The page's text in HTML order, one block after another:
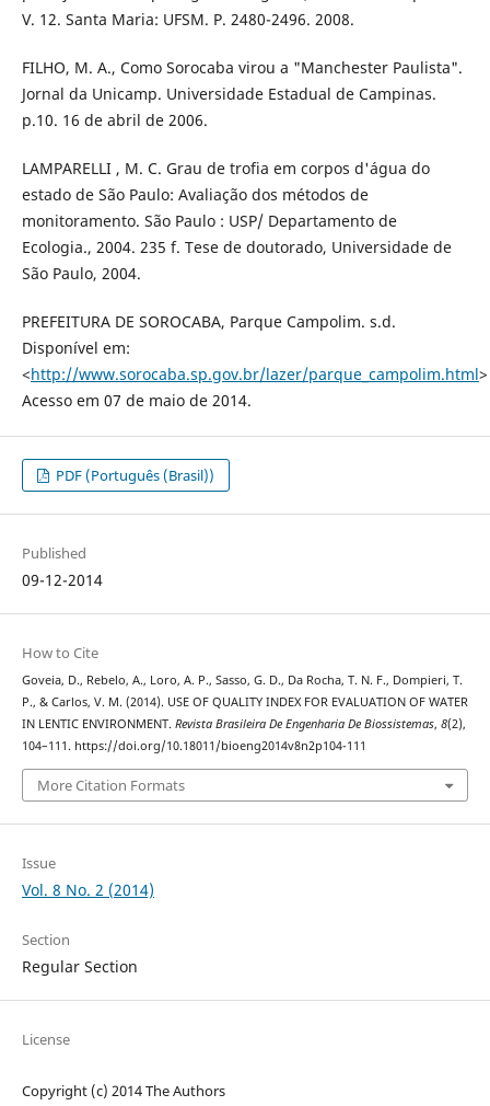
V. 12. Santa Maria: UFSM. P. 2480-2496. 2008.
FILHO, M. A., Como Sorocaba virou a "Manchester Paulista".
Jornal da Unicamp. Universidade Estadual de Campinas.
p.10. 16 de abril de 2006.
LAMPARELLI , M. C. Grau de trofia em corpos d'água do
estado de São Paulo: Avaliação dos métodos de
monitoramento. São Paulo : USP/ Departamento de
Ecologia., 2004. 235 f. Tese de doutorado, Universidade de
São Paulo, 2004.
PREFEITURA DE SOROCABA, Parque Campolim. s.d.
Disponível em:
<http://www.sorocaba.sp.gov.br/lazer/parque_campolim.html>
Acesso em 07 de maio de 2014.
PDF (Português (Brasil))
Published
09-12-2014
How to Cite
Goveia, D., Rebelo, A., Loro, A. P., Sasso, G. D., Da Rocha, T. N. F., Dompieri, T.
P., & Carlos, V. M. (2014). USE OF QUALITY INDEX FOR EVALUATION OF WATER
IN LENTIC ENVIRONMENT. Revista Brasileira De Engenharia De Biossistemas, 8(2),
104–111. https://doi.org/10.18011/bioeng2014v8n2p104-111
More Citation Formats
Issue
Vol. 8 No. 2 (2014)
Section
Regular Section
License
Copyright (c) 2014 The Authors